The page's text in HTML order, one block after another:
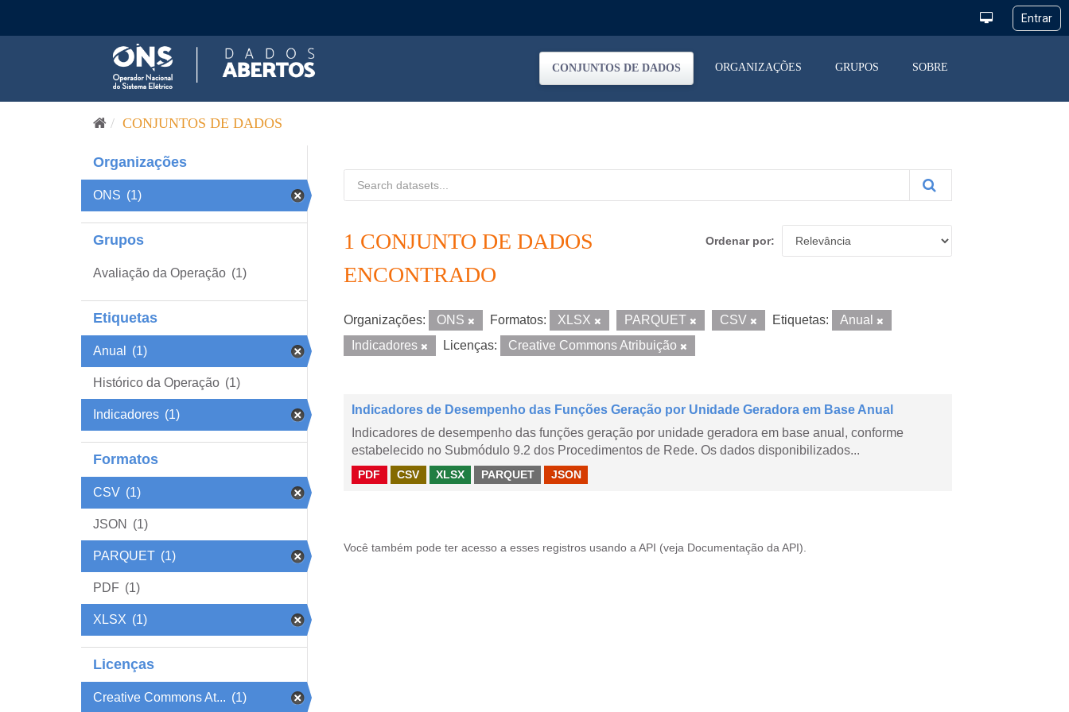
CONJUNTOS DE DADOS ORGANIZAÇÕES GRUPOS SOBRE
CONJUNTOS DE DADOS
Organizações
ONS (1)
Grupos
Avaliação da Operação (1)
Etiquetas
Anual (1)
Histórico da Operação (1)
Indicadores (1)
Formatos
CSV (1)
JSON (1)
PARQUET (1)
PDF (1)
XLSX (1)
Licenças
Creative Commons At... (1)
Ordenar por
1 CONJUNTO DE DADOS
ENCONTRADO
Organizações: ONS Formatos: XLSX PARQUET CSV Etiquetas:
Anual
Indicadores
Licenças: Creative Commons Atribuição
Indicadores de Desempenho das Funções Geração por Unidade Geradora em Base Anual
Indicadores de desempenho das funções geração por unidade geradora em base anual, conforme
estabelecido no Submódulo 9.2 dos Procedimentos de Rede. Os dados disponibilizados...
PDF CSV XLSX PARQUET JSON
Você também pode ter acesso a esses registros usando a API (veja Documentação da API ).